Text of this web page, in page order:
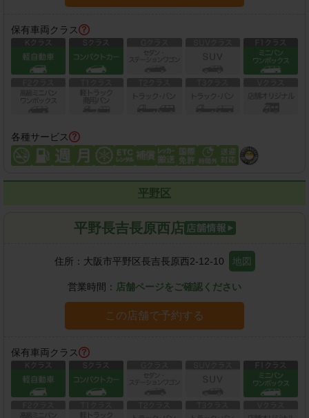
保有車両クラス
各種サービス
平野区
平野長吉長原西店
住所： 大阪市平野区長吉長原西2-12-10 地図
営業時間： 店舗ページをご確認ください
この店舗で予約する
保有車両クラス